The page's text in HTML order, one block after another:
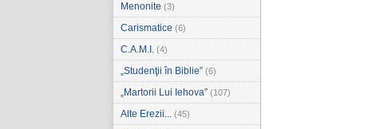
Menonite (3)
Carismatice (6)
C.A.M.I. (4)
„Studenţii în Biblie” (6)
„Martorii Lui Iehova” (107)
Alte Erezii... (45)